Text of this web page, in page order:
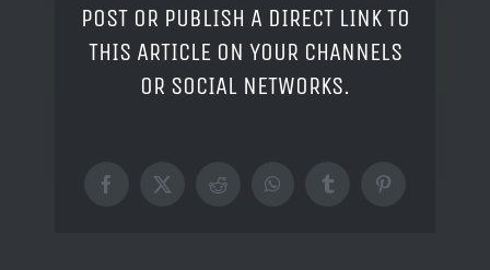
POST OR PUBLISH A DIRECT LINK TO
THIS ARTICLE ON YOUR CHANNELS
OR SOCIAL NETWORKS.
Facebook
X RedditWhatsAppTumblrPinterest